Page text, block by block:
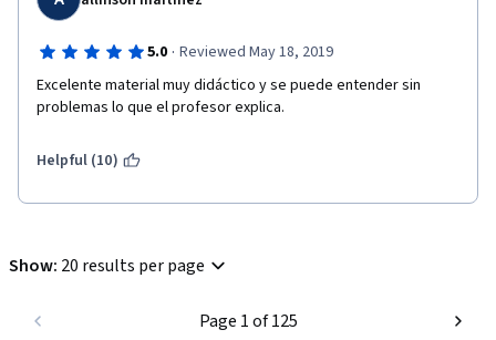
5.0 · Reviewed May 18, 2019
Excelente material muy didáctico y se puede entender sin
problemas lo que el profesor explica.
Helpful (10)
Show: 20 results per page
Page 1 of 125